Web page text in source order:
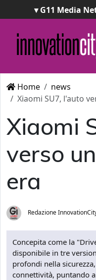
▾ G11 Media
ImpresaCity |
Awards
Italian
Home
news
Xiaomi SU7, l'auto
Xiaomi
verso
era
Redazione
Concepita come la
disponibile in tre
profondi nella
connettività, puntando